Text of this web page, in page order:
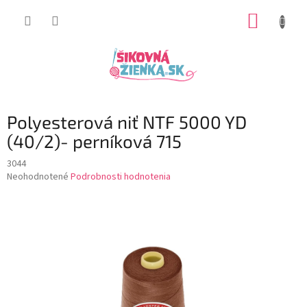
Polyesterová niť NTF 5000 YD
(40/2)- perníková 715
3044
Priemerné
Neohodnotené Podrobnosti hodnotenia